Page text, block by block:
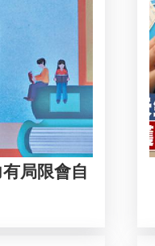
局限會自